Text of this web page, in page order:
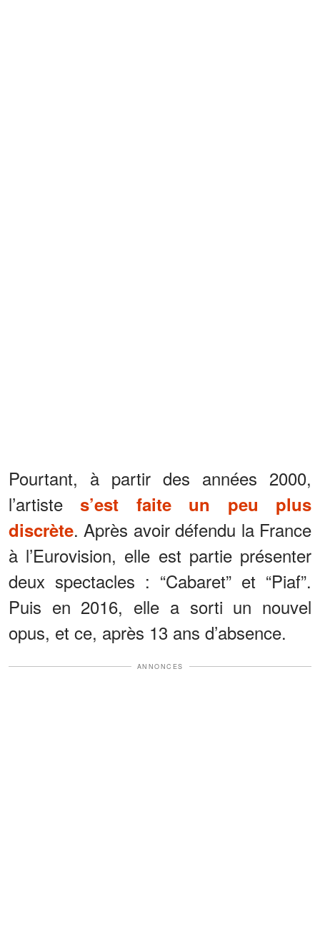
Pourtant, à partir des années 2000,
l’artistes’est faite un peu plus
discrète. Après avoir défendu la France
à l’Eurovision, elle est partie présenter
deux spectacles : “Cabaret” et “Piaf”.
Puis en 2016, elle a sorti un nouvel
opus, et ce, après 13 ans d’absence.
ANNONCES